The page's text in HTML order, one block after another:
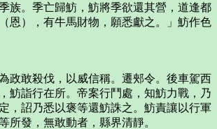
。季亡歸魴，魴將季欲還其營，道逢都
恩），有牛馬財物，願悉獻之。」魴作色
敢殺伐，以威信稱。遷郟令。後車駕西
魴詣行在所。帝案行鬥處，知魴力戰，乃
，詔乃悉以褒等還魴誅之。魴責讓以行軍
發，無敢動者，縣界清靜。